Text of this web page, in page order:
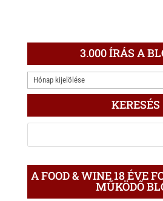
3.000 ÍRÁS A
3.000
ÍRÁS
KERESÉS
A FOOD & WINE 18 ÉVE
MŰKÖDŐ